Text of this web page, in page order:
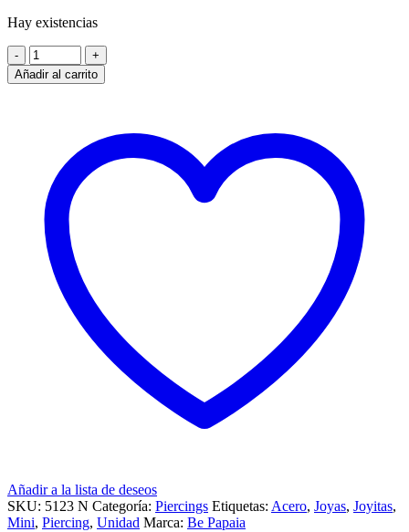
Hay existencias
Añadir al carrito
Añadir a la lista de deseos
SKU: 5123 N Categoría: Piercings Etiquetas: Acero, Joyas, Joyitas,
Mini, Piercing, Unidad Marca: Be Papaia